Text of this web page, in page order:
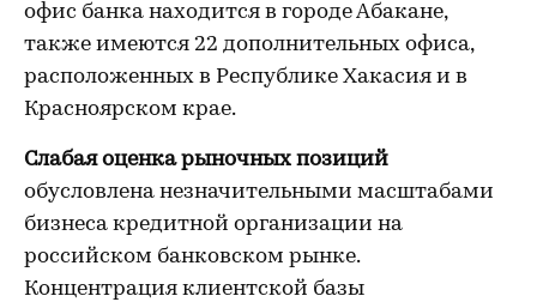
офис банка находится в городе Абакане,
также имеются 22 дополнительных офиса,
расположенных в Республике Хакасия и в
Красноярском крае.
Слабая оценка рыночных позиций
обусловлена незначительными масштабами
бизнеса кредитной организации на
российском банковском рынке.
Концентрация клиентской базы